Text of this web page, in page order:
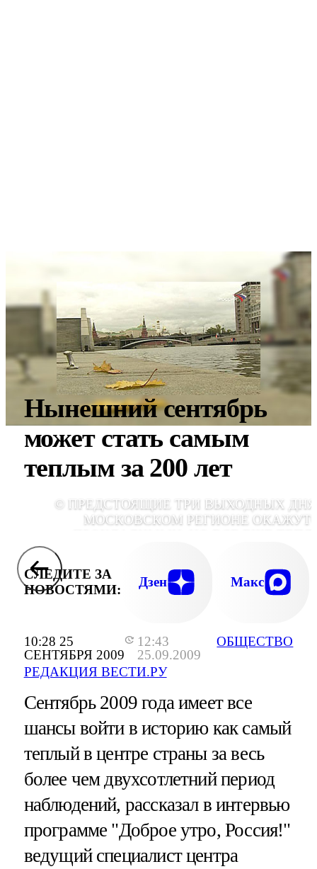
10:28 25
СЕНТЯБРЯ 2009
12:43
25.09.2009
РЕДАКЦИЯ ВЕСТИ.РУ
ОБЩЕСТВО
Нынешний сентябрь
может стать самым
теплым за 200 лет
© ПРЕДСТОЯЩИЕ ТРИ ВЫХОДНЫХ
МОСКОВСКОМ РЕГИОНЕ
СЛЕДИТЕ ЗА
НОВОСТЯМИ:
Дзен Макс
Сентябрь 2009 года имеет все
шансы войти в историю как самый
теплый в центре страны за весь
более чем двухсотлетний период
наблюдений, рассказал в интервью
программе "Доброе утро, Россия!"
ведущий специалист центра